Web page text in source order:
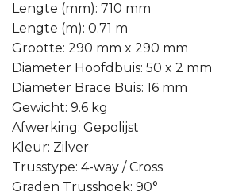
Lengte (mm): 710 mm
Lengte (m): 0.71 m
Grootte: 290 mm x 290 mm
Diameter Hoofdbuis: 50 x 2 mm
Diameter Brace Buis: 16 mm
Gewicht: 9.6 kg
Afwerking: Gepolijst
Kleur: Zilver
Trusstype: 4-way / Cross
Graden Trusshoek: 90°